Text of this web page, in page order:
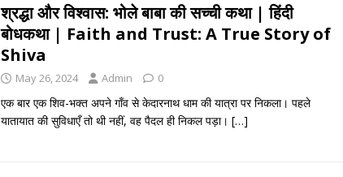
श्रद्धा और विश्वास: भोले बाबा की सच्ची कथा | हिंदी
बोधकथा | Faith and Trust: A True Story of
Shiva
May 26, 2024 Admin 0
एक बार एक शिव-भक्त अपने गाँव से केदारनाथ धाम की यात्रा पर निकला। पहले
यातायात की सुविधाएँ तो थी नहीं, वह पैदल ही निकल पड़ा। […]